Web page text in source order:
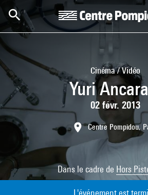
Aller au contenu principal
Centre Pompidou
Cinéma / Vidéo
Yuri
02 févr. 2013
Centre Pompidou,
Dans le cadre de Hors
L'événement est